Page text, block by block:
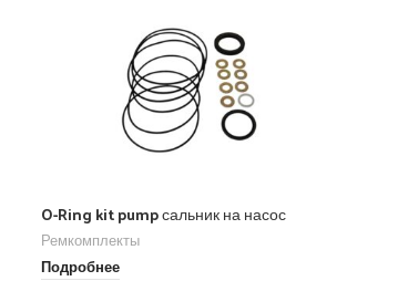
O-Ring kit pump сальник на насос
Ремкомплекты
Подробнее